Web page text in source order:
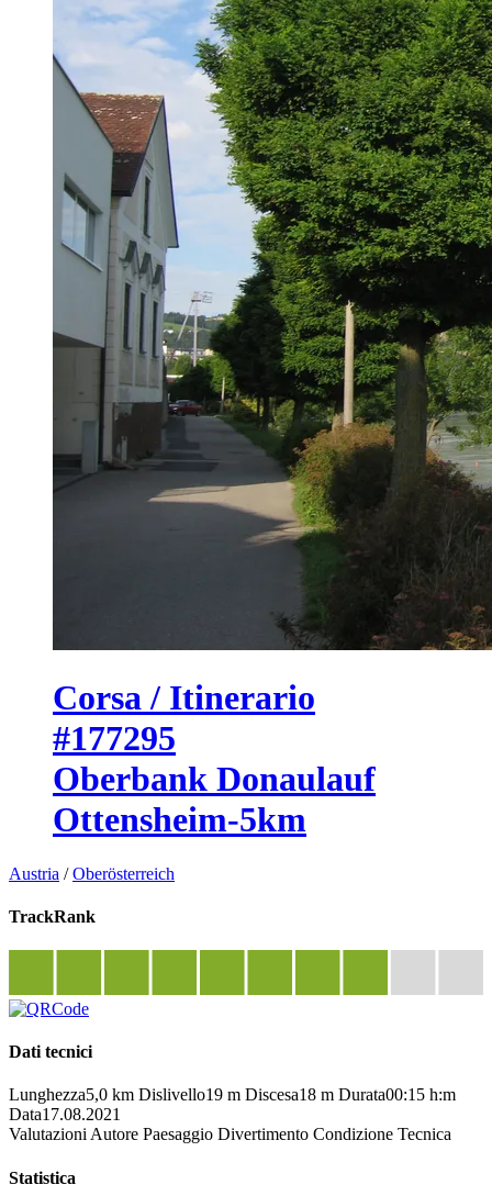
Corsa / Itinerario
#177295
Oberbank Donaulauf
Ottensheim-5km
Austria /Oberösterreich
TrackRank
Dati tecnici
Lunghezza5,0 km Dislivello19 m Discesa18 m Durata00:15 h:m
Data17.08.2021
Valutazioni Autore Paesaggio Divertimento Condizione Tecnica
Statistica